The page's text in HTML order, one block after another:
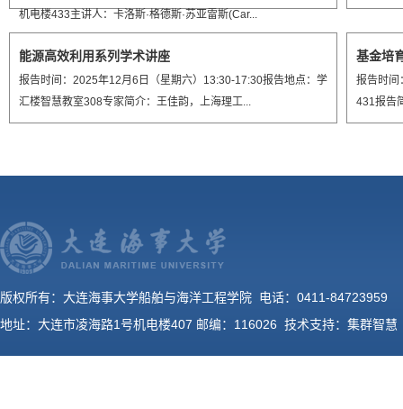
机电楼433主讲人：卡洛斯·格德斯·苏亚雷斯(Car...
能源高效利用系列学术讲座
报告时间：2025年12月6日（星期六）13:30-17:30报告地点：学
汇楼智慧教室308专家简介：王佳韵，上海理工...
基金培
报告时间
431报告
版权所有：大连海事大学船舶与海洋工程学院 电话：0411-84723959
地址：大连市凌海路1号机电楼407 邮编：116026 技术支持： 集群智慧